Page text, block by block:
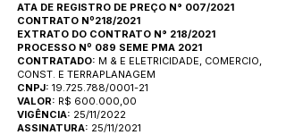
ATA DE REGISTRO DE PREÇO N° 007/2021
CONTRATO Nº218/2021
EXTRATO DO CONTRATO N° 218/2021
PROCESSO Nº 089 SEME PMA 2021
CONTRATADO: M & E ELETRICIDADE, COMERCIO,
CONST. E TERRAPLANAGEM
CNPJ: 19.725.788/0001-21
VALOR: R$ 600.000,00
VIGÊNCIA: 25/11/2022
ASSINATURA: 25/11/2021